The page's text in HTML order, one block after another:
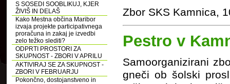
S SOSEDI SOOBLIKUJ, KJER
ŽIVIŠ IN DELAŠ
Kako Mestna občina Maribor
izvaja projekte participativnega
proračuna in zakaj je izvedbi
zelo težko slediti?
ODPRTI PROSTORI ZA
SKUPNOST - ZBORI V APRILU
AKTIVIRAJ SE ZA SKUPNOST -
ZBORI V FEBRUARJU
Pokončno, dostojanstveno in
Zbor SKS Kamnica,
Pestro v
Samoorganizirani
gneči ob šolski